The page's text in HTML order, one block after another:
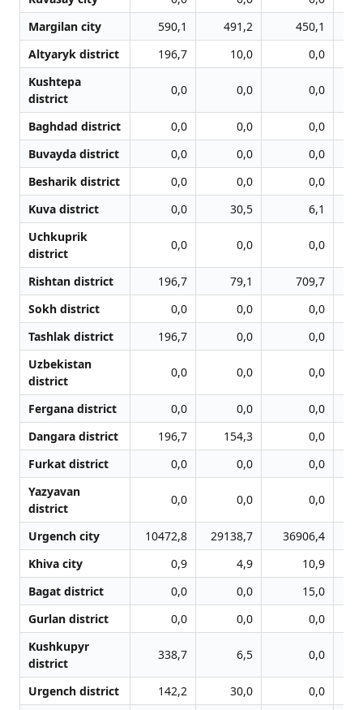
Margilan city
590,1 491,2
450,1
Altyaryk district
196,7 10,0
0,0
Kushtepa
district
0,0 0,0 0,0
Baghdad district 0,0 0,0
0,0
Buvayda district
0,0 0,0
0,0
Besharik district
0,0 0,0
0,0
Kuva district
0,0 30,5
6,1
Uchkuprik
district
0,0 0,0 0,0
Rishtan district 196,7 79,1 709,7
Sokh district
0,0 0,0
0,0
Tashlak district
196,7 0,0
0,0
Uzbekistan
district
0,0 0,0 0,0
Fergana district 0,0 0,0
0,0
Dangara district
196,7 154,3
0,0
Furkat district
0,0 0,0
0,0
Yazyavan
district
0,0 0,0 0,0
Urgench city 10472,8 29138,7 36906,4
Khiva city
0,9 4,9
10,9
Bagat district
0,0 0,0
15,0
Gurlan district
0,0 0,0
0,0
Kushkupyr
district
338,7 6,5 0,0
Urgench district 142,2 30,0
0,0